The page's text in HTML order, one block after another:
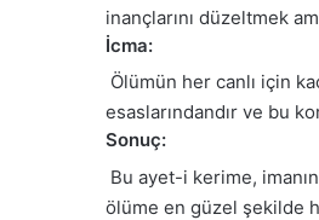
inançlarını düzeltmek
İcma:
Ölümün her canlı için
esaslarındandır ve bu
Sonuç:
Bu ayet-i kerime,
ölüme en güzel şekilde